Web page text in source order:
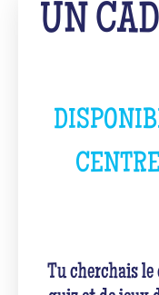
UN
Tu cherchais le